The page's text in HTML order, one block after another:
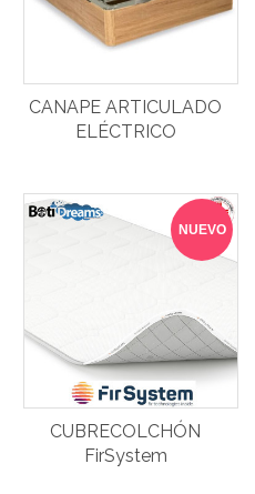
CANAPE ARTICULADO
ELÉCTRICO
NUEVO
CUBRECOLCHÓN
FirSystem